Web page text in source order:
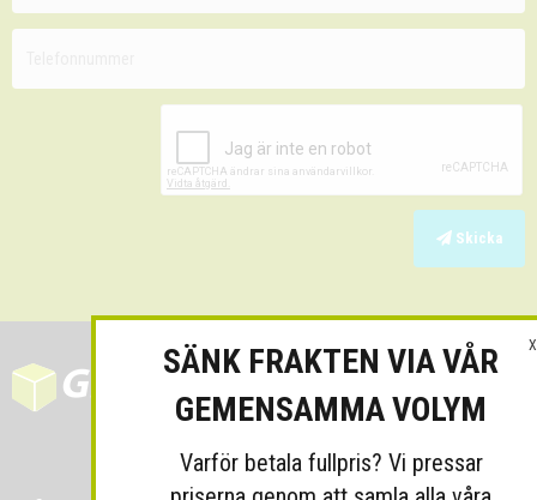
Skicka
X
SÄNK FRAKTEN VIA VÅR
GEMENSAMMA VOLYM
Varför betala fullpris? Vi pressar